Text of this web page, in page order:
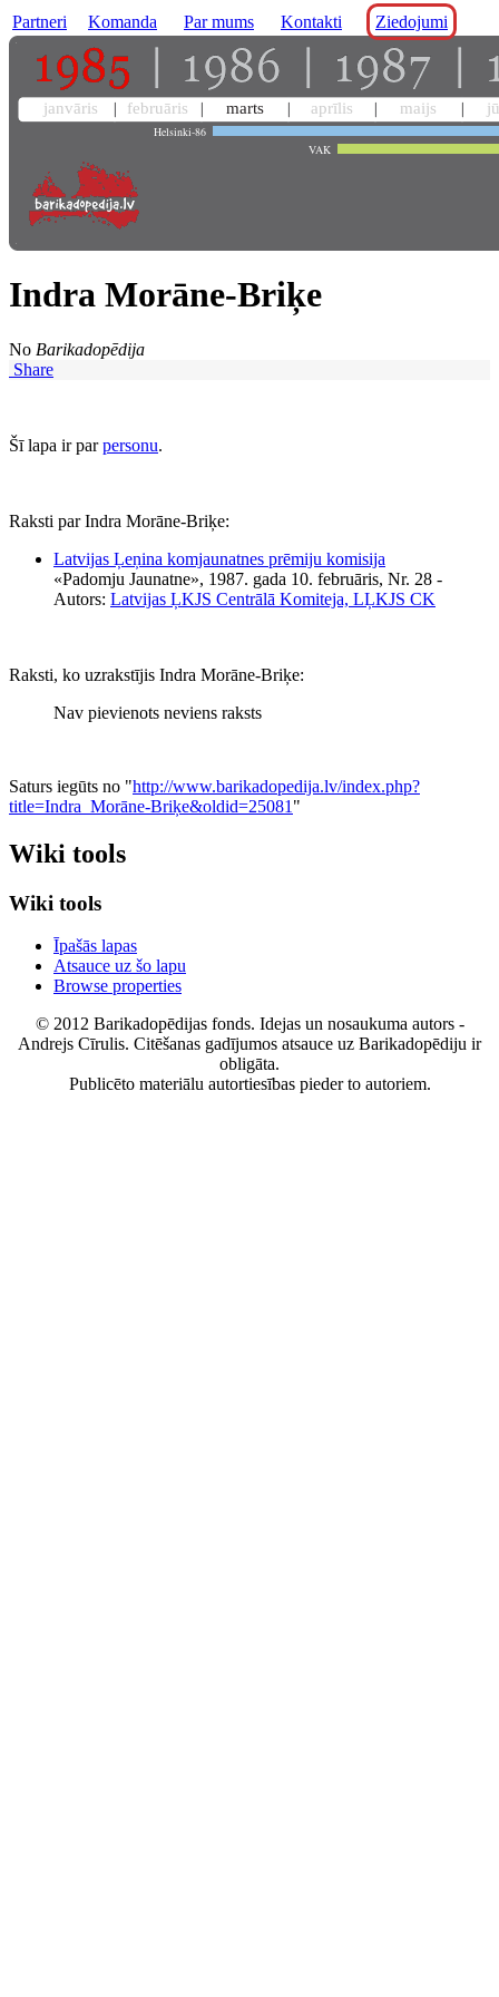
Partneri Komanda Par mums Kontakti Ziedojumi
janvāris februāris marts aprīlis maijs
Helsinki-86
VAK
Indra Morāne-Briķe
No Barikadopēdija
Share
Šī lapa ir parpersonu.
Raksti par Indra Morāne-Briķe:
Latvijas Ļeņina komjaunatnes prēmiju komisija
«Padomju Jaunatne», 1987. gada 10. februāris, Nr. 28 -
Autors: Latvijas ĻKJS Centrālā Komiteja, LĻKJS CK
Raksti, ko uzrakstījis Indra Morāne-Briķe:
Nav pievienots neviens raksts
Saturs iegūts no "http://www.barikadopedija.lv/index.php?
title=Indra_Morāne-Briķe&oldid=25081 "
Wiki tools
Wiki tools
Īpašās lapas
Atsauce uz šo lapu
Browse properties
© 2012 Barikadopēdijas fonds. Idejas un nosaukuma autors -
Andrejs Cīrulis. Citēšanas gadījumos atsauce uz Barikadopēdiju ir
obligāta.
Publicēto materiālu autortiesības pieder to autoriem.